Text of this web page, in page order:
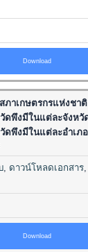
Download
ภาเกษตรกรแห่งชา
ดพึงมีในแต่ละจังห
ดพึงมีในแต่ละอำเภ
, ดาวน์โหลดเอกสาร,
Download